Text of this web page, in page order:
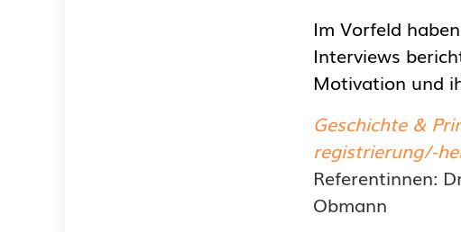
Im Vorfeld
Interviews
Motivation und
Geschichte &
registrierung/-
Referentinnen:
Obmann